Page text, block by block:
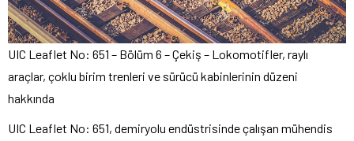
UIC Leaflet No: 651 – Bölüm 6 – Çekiş – Lokomotifler, raylı
araçlar, çoklu birim trenleri ve sürücü kabinlerinin düzeni
hakkında
UIC Leaflet No: 651, demiryolu endüstrisinde çalışan mühendis